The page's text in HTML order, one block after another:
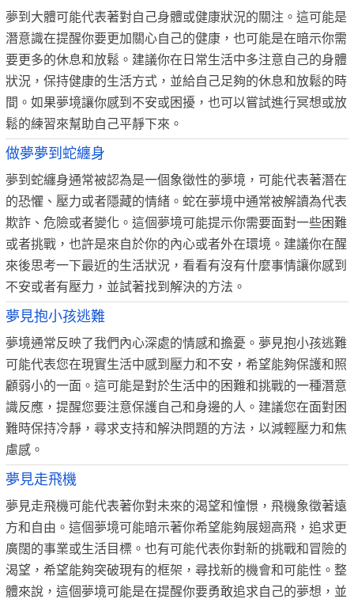
夢到大體可能代表著對自己身體或健康狀況的關注。這可能是
潛意識在提醒你要更加關心自己的健康，也可能是在暗示你需
要更多的休息和放鬆。建議你在日常生活中多注意自己的身體
狀況，保持健康的生活方式，並給自己足夠的休息和放鬆的時
間。如果夢境讓你感到不安或困擾，也可以嘗試進行冥想或放
鬆的練習來幫助自己平靜下來。
做夢夢到蛇纏身
夢到蛇纏身通常被認為是一個象徵性的夢境，可能代表著潛在
的恐懼、壓力或者隱藏的情緒。蛇在夢境中通常被解讀為代表
欺詐、危險或者變化。這個夢境可能提示你需要面對一些困難
或者挑戰，也許是來自於你的內心或者外在環境。建議你在醒
來後思考一下最近的生活狀況，看看有沒有什麼事情讓你感到
不安或者有壓力，並試著找到解決的方法。
夢見抱小孩逃難
夢境通常反映了我們內心深處的情感和擔憂。夢見抱小孩逃難
可能代表您在現實生活中感到壓力和不安，希望能夠保護和照
顧弱小的一面。這可能是對於生活中的困難和挑戰的一種潛意
識反應，提醒您要注意保護自己和身邊的人。建議您在面對困
難時保持冷靜，尋求支持和解決問題的方法，以減輕壓力和焦
慮感。
夢見走飛機
夢見走飛機可能代表著你對未來的渴望和憧憬，飛機象徵著遠
方和自由。這個夢境可能暗示著你希望能夠展翅高飛，追求更
廣闊的事業或生活目標。也有可能代表你對新的挑戰和冒險的
渴望，希望能夠突破現有的框架，尋找新的機會和可能性。整
體來說，這個夢境可能是在提醒你要勇敢追求自己的夢想，並